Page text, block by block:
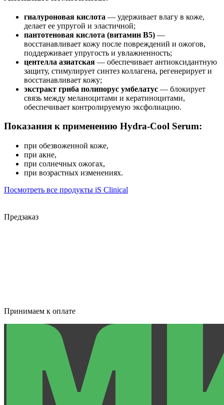
гиалуроновая кислота — удерживает влагу в коже,
делает ее упругой и эластичной;
пантотеновая кислота (витамин В5) —
восстанавливает кожу после повреждений и ожогов,
поддерживает упругость и увлажненность;
центелла азиатская — обеспечивает антиоксидантную
защиту, стимулирует синтез коллагена, регенерирует и
восстанавливает кожу;
экстракт гриба полипорус умбелатус — блокирует
связь между меланоцитами и кератиноцитами,
обеспечивает контролируемую эксфолиацию.
Показания к применению Hydra-Cool Serum:
при обезвоженной коже,
при акне,
при солнечных ожогах,
при возрастных изменениях.
Посмотреть все продукты iS Clinical
Предзаказ
Принимаем к оплате